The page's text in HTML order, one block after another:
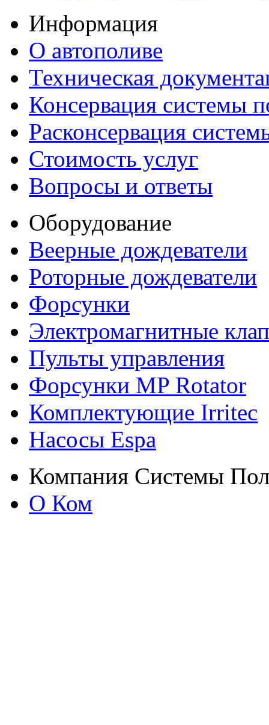
Информация
О автополиве
Техническая
Консервация системы
Расконсервация
Стоимость услуг
Вопросы и ответы
Оборудование
Веерные дождеватели
Роторные дождеватели
Форсунки
Электромагнитные
Пульты управления
Форсунки MP Rotator
Комплектующие Irritec
Насосы Espa
Компания Системы
О Ком